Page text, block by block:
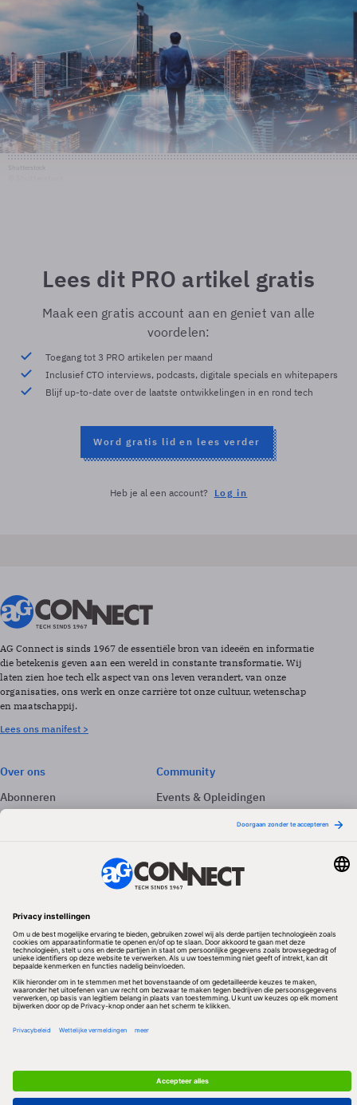
Lees dit PRO artikel gratis
Maak een gratis account aan en geniet van alle
voordelen:
Toegang tot 3 PRO artikelen per maand
Inclusief CTO interviews, podcasts, digitale specials en whitepapers
Blijf up-to-date over de laatste ontwikkelingen in en rond tech
Word gratis lid en lees verder
Heb je al een account? Log in
AG Connect is sinds 1967 de essentiële bron van ideeën en informatie
die betekenis geven aan een wereld in constante transformatie. Wij
laten zien hoe tech elk aspect van ons leven verandert, van onze
organisaties, ons werk en onze carrière tot onze cultuur, wetenschap
en maatschappij.
Lees ons manifest >
Over ons
Abonneren
Adverteren
Community
Events & Opleidingen
Volg ons
Redactionele partner
Algemene Voorwaarden & Copyrights